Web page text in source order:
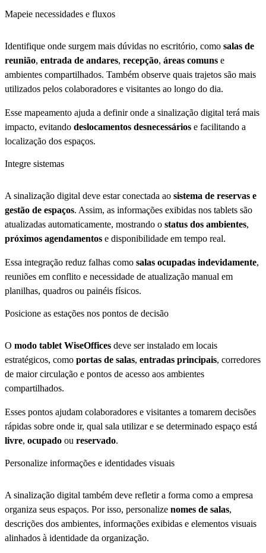
Mapeie necessidades e fluxos
Identifique onde surgem mais dúvidas no escritório, como salas de
reunião, entrada de andares, recepção, áreas comuns e
ambientes compartilhados. Também observe quais trajetos são mais
utilizados pelos colaboradores e visitantes ao longo do dia.
Esse mapeamento ajuda a definir onde a sinalização digital terá mais
impacto, evitando deslocamentos desnecessários e facilitando a
localização dos espaços.
Integre sistemas
A sinalização digital deve estar conectada ao sistema de reservas e
gestão de espaços. Assim, as informações exibidas nos tablets são
atualizadas automaticamente, mostrando o status dos ambientes,
próximos agendamentos e disponibilidade em tempo real.
Essa integração reduz falhas como salas ocupadas indevidamente,
reuniões em conflito e necessidade de atualização manual em
planilhas, quadros ou painéis físicos.
Posicione as estações nos pontos de decisão
O modo tablet WiseOffices deve ser instalado em locais
estratégicos, como portas de salas, entradas principais, corredores
de maior circulação e pontos de acesso aos ambientes
compartilhados.
Esses pontos ajudam colaboradores e visitantes a tomarem decisões
rápidas sobre onde ir, qual sala utilizar e se determinado espaço está
livre, ocupado ou reservado.
Personalize informações e identidades visuais
A sinalização digital também deve refletir a forma como a empresa
organiza seus espaços. Por isso, personalize nomes de salas,
descrições dos ambientes, informações exibidas e elementos visuais
alinhados à identidade da organização.